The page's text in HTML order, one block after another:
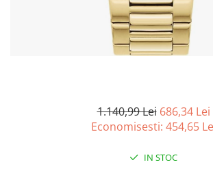
Mobila gradina & terasa
Mobila Living & Dining
Organizare si depozitare
Scule electrice si unelte
Silicon, spume si solutii tehnice
1.140,99 Lei 686,34 Lei
Economisesti: 454,65
IN STOC